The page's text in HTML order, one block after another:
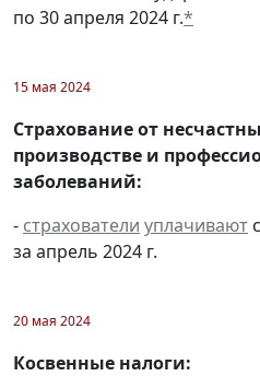
по 30 апреля 2024 г.*
15 мая 2024
Страхование от
производстве и
заболеваний:
- страхователи уплачивают
за апрель 2024 г.
20 мая 2024
Косвенные налоги: